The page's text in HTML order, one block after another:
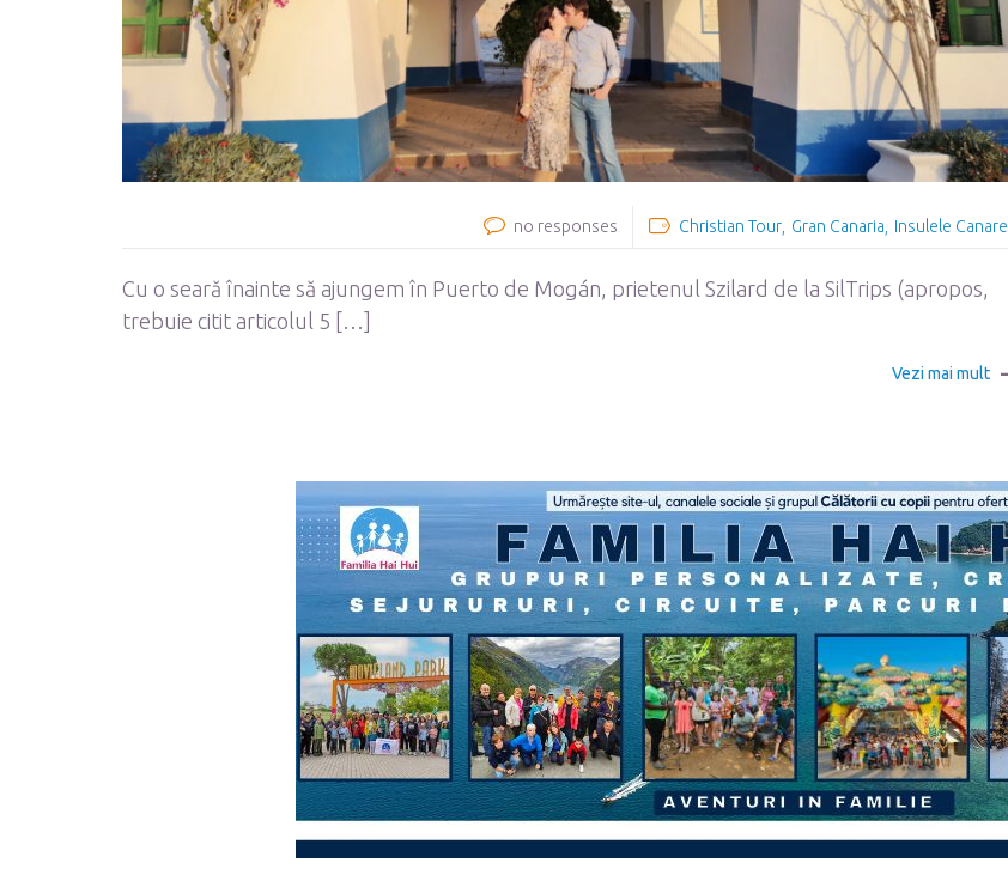
no responses Christian Tour Gran Canaria Insulele Canare
Cu o seară înainte să ajungem în Puerto de Mogán, prietenul Szilard de la SilTrips (apropos,
trebuie citit articolul 5 […]
Vezi mai mult